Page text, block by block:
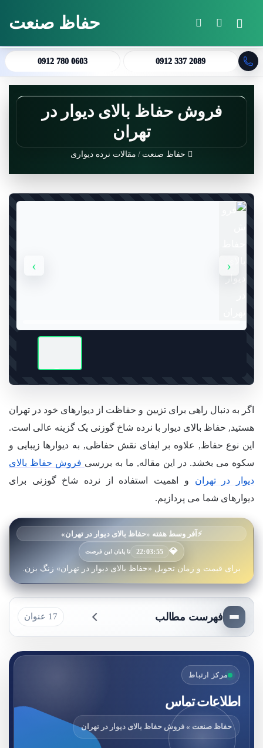
جستجو برای حفاظ صنعت
0912 780 0603 0912 337 2089
فروش حفاظ بالای دیوار در
تهران
حفاظ صنعت / مقالات نرده دیواری
‹
›
اگر به دنبال راهی برای تزیین و حفاظت از دیوارهای خود در تهران
هستید, حفاظ بالای دیوار با نرده شاخ گوزنی یک گزینه عالی است.
این نوع حفاظ, علاوه بر ایفای نقش حفاظی, به دیوارها زیبایی و
سکوه می بخشد. در این مقاله, ما به بررسی فروش حفاظ بالای
دیوار در تهران و اهمیت استفاده از نرده شاخ گوزنی برای
دیوارهای شما می پردازیم.
⚡آفر وسط هفته «حفاظ بالای دیوار در تهران»
💎
22:03:53 تا پایان این فرصت
برای قیمت و زمان تحویل «حفاظ بالای دیوار در تهران» زنگ بزن.
فهرست مطالب 17 عنوان
مرکز ارتباط
اطلاعات تماس
حفاظ صنعت » فروش حفاظ بالای دیوار در تهران